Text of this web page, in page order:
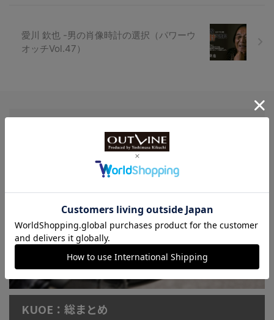
愛川 欽也 -男の肖像時計の選択（パワーウ
オッチVol.47）
LowBEAT Marketplace
特許取得“耐衝撃”ウオッチなど
KUOE：総まとめ